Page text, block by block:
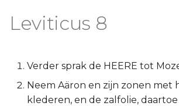
Leviticus 8:14-30
Leviticus 8:31-36
Lukas
Johannes
Leviticus 8
Verder sprak de HEERE tot
Neem Aäron en zijn zonen met
klederen, en de zalfolie,